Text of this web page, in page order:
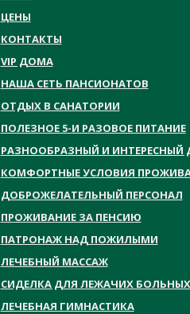
ЦЕНЫ
КОНТАКТЫ
VIP ДОМА
НАША СЕТЬ ПАНСИОНАТОВ
ОТДЫХ В САНАТОРИИ
ПОЛЕЗНОЕ 5-И РАЗОВОЕ ПИТАНИЕ
РАЗНООБРАЗНЫЙ И ИНТЕРЕСНЫЙ
КОМФОРТНЫЕ УСЛОВИЯ
ДОБРОЖЕЛАТЕЛЬНЫЙ ПЕРСОНАЛ
ПРОЖИВАНИЕ ЗА ПЕНСИЮ
ПАТРОНАЖ НАД ПОЖИЛЫМИ
ЛЕЧЕБНЫЙ МАССАЖ
СИДЕЛКА ДЛЯ ЛЕЖАЧИХ БОЛЬНЫХ
ЛЕЧЕБНАЯ ГИМНАСТИКА